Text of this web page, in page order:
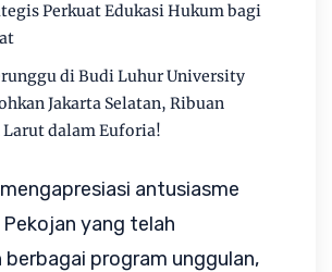
Perkuat Edukasi Hukum bagi
di Budi Luhur University
Jakarta Selatan, Ribuan
dalam Euforia!
antusiasme
Pekojan yang telah
berbagai program unggulan,